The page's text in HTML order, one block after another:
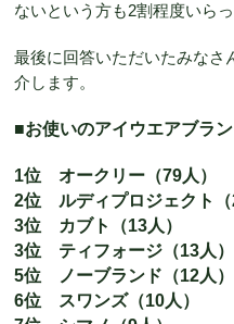
ないという方も2割程度いら
最後に回答いただいたみなさ
介します。
■お使いのアイウエアブラ
1位 オークリー（79人）
2位 ルディプロジェクト（
3位 カブト（13人）
3位 ティフォージ（13人）
5位 ノーブランド（12人）
6位 スワンズ（10人）